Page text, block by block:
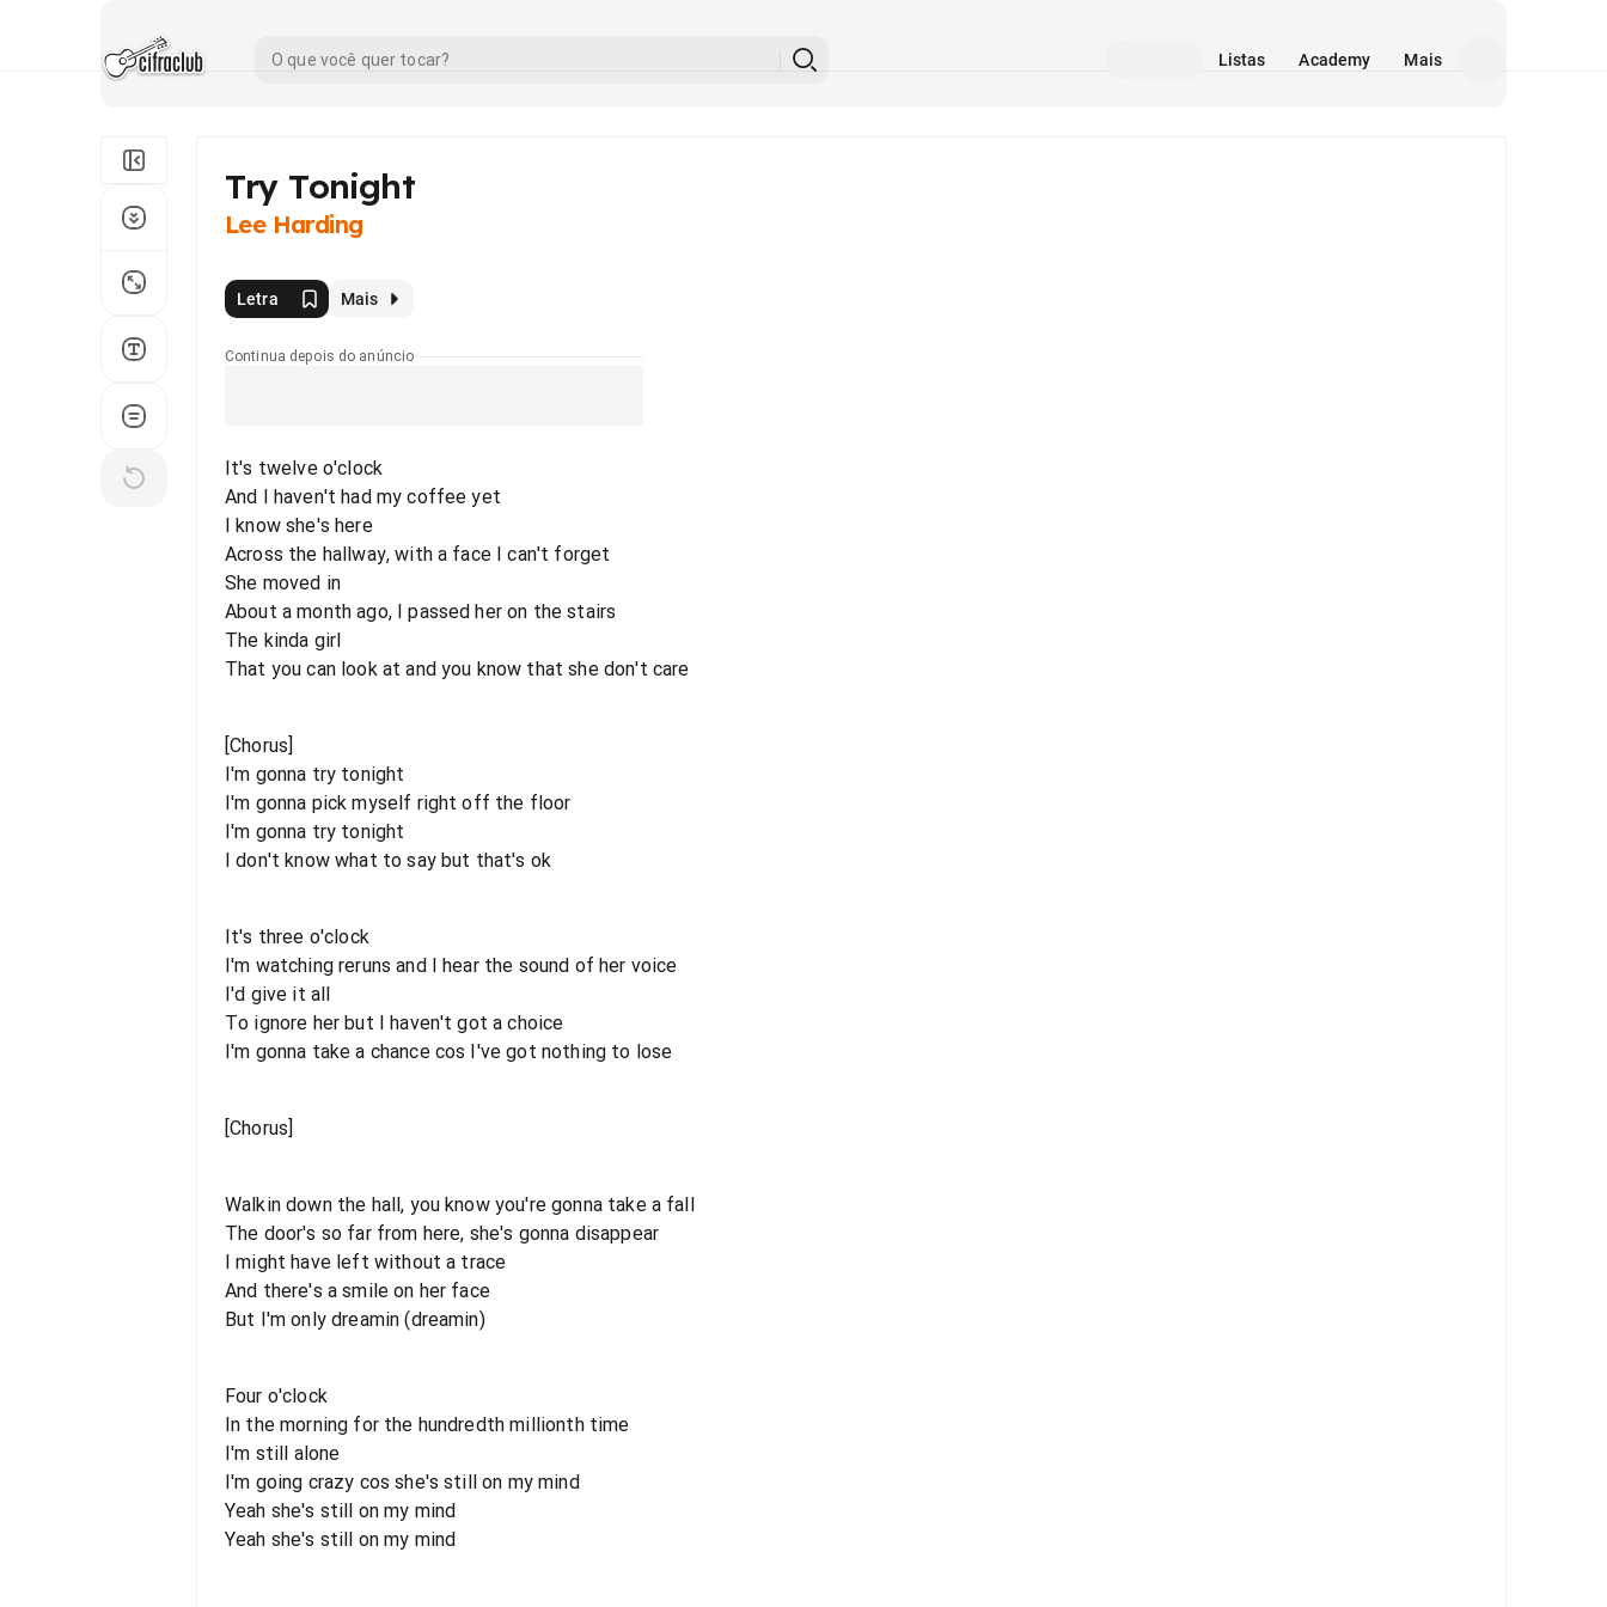
Listas Academy Mais
Try Tonight
Lee Harding
Letra Mais
Continua depois do anúncio
It's twelve o'clock
And I haven't had my coffee yet
I know she's here
Across the hallway, with a face I can't forget
She moved in
About a month ago, I passed her on the stairs
The kinda girl
That you can look at and you know that she don't care
[Chorus]
I'm gonna try tonight
I'm gonna pick myself right off the floor
I'm gonna try tonight
I don't know what to say but that's ok
It's three o'clock
I'm watching reruns and I hear the sound of her voice
I'd give it all
To ignore her but I haven't got a choice
I'm gonna take a chance cos I've got nothing to lose
[Chorus]
Walkin down the hall, you know you're gonna take a fall
The door's so far from here, she's gonna disappear
I might have left without a trace
And there's a smile on her face
But I'm only dreamin (dreamin)
Four o'clock
In the morning for the hundredth millionth time
I'm still alone
I'm going crazy cos she's still on my mind
Yeah she's still on my mind
Yeah she's still on my mind